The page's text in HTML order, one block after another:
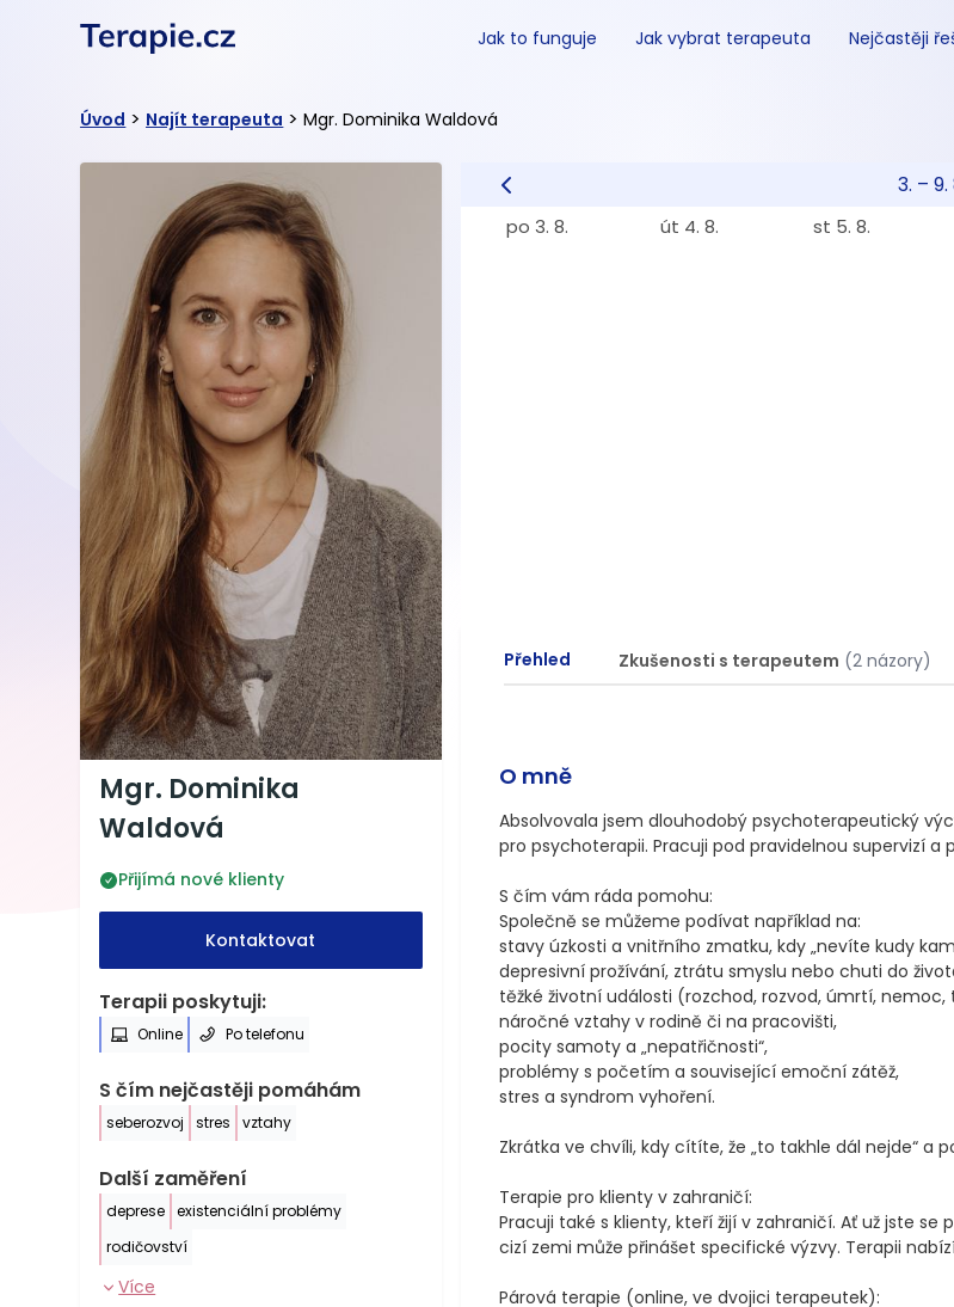
Jak to funguje Jak vybrat terapeuta Nejčastěji
Úvod > Najít terapeuta > Mgr. Dominika Waldová
Mgr. Dominika
Waldová
Přijímá nové klienty
Kontaktovat
Terapii poskytuji:
Online Po telefonu
S čím nejčastěji pomáhám
seberozvoj stres vztahy
Další zaměření
deprese
existenciální problémy
rodičovství
Více
3. –
po 3. 8. út 4. 8. st 5. 8.
Přehled Zkušenosti s terapeutem (2 názory)
O mně
Absolvovala jsem dlouhodobý psychoterapeutický
pro psychoterapii. Pracuji pod pravidelnou supervizí a
S čím vám ráda pomohu:
Společně se můžeme podívat například na:
stavy úzkosti a vnitřního zmatku, kdy „nevíte kudy
depresivní prožívání, ztrátu smyslu nebo chuti do
těžké životní události (rozchod, rozvod, úmrtí,
náročné vztahy v rodině či na pracovišti,
pocity samoty a „nepatřičnosti“,
problémy s početím a související emoční zátěž,
stres a syndrom vyhoření.
Zkrátka ve chvíli, kdy cítíte, že „to takhle dál nejde“
Terapie pro klienty v zahraničí:
Pracuji také s klienty, kteří žijí v zahraničí. Ať už jste
cizí zemi může přinášet specifické výzvy. Terapii
Párová terapie (online, ve dvojici terapeutek):